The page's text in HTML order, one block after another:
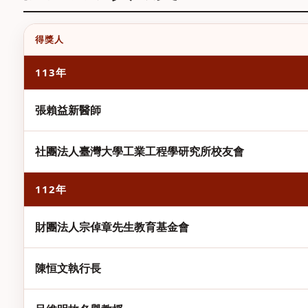
得獎人
113年
張賴益新醫師
社團法人臺灣大學工業工程學研究所校友會
112年
財團法人宗倬章先生教育基金會
陳恒文執行長